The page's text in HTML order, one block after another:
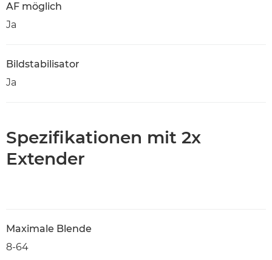
AF möglich
Ja
Bildstabilisator
Ja
Spezifikationen mit 2x
Extender
Maximale Blende
8-64